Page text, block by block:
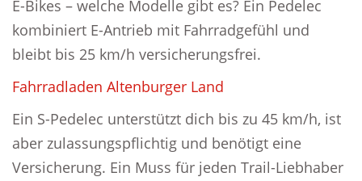
E-Bikes – welche Modelle gibt es? Ein Pedelec
kombiniert E-Antrieb mit Fahrradgefühl und
bleibt bis 25 km/h versicherungsfrei.
Fahrradladen Altenburger Land
Ein S-Pedelec unterstützt dich bis zu 45 km/h, ist
aber zulassungspflichtig und benötigt eine
Versicherung. Ein Muss für jeden Trail-Liebhaber